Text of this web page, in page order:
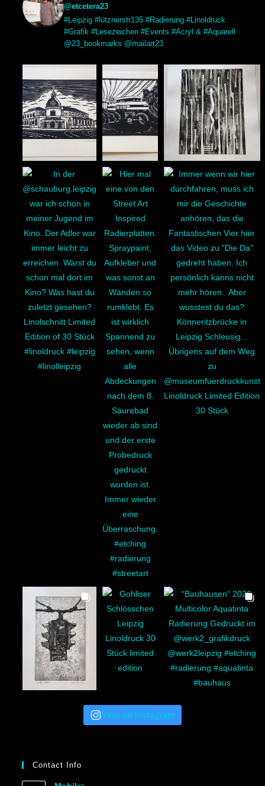
@etcetera23
#Leipzig #lütznerstr135 #Radierung #Linoldruck
#Grafik #Lesezeichen #Events #Acryl & #Aquarell
@23_bookmarks @mailart23
View on Instagram
Contact Info